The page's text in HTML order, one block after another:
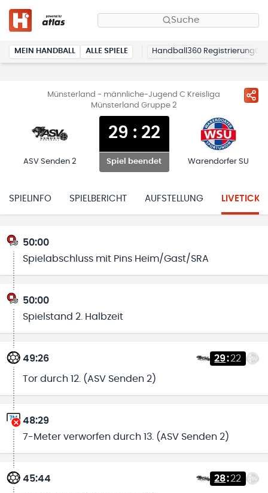
Suche
MEIN HANDBALL ALLE SPIELE Handball360 Registrierung
Münsterland - männliche-Jugend C Kreisliga
Münsterland Gruppe 2
ASV Senden 2
29 : 22
Spiel beendet Warendorfer SU
SPIELINFO SPIELBERICHT AUFSTELLUNG
50:00
Spielabschluss mit Pins Heim/Gast/SRA
50:00
Spielstand 2. Halbzeit
49:26 29:22
Tor durch 12. (ASV Senden 2)
48:29
7-Meter verworfen durch 13. (ASV Senden 2)
45:44 28:22